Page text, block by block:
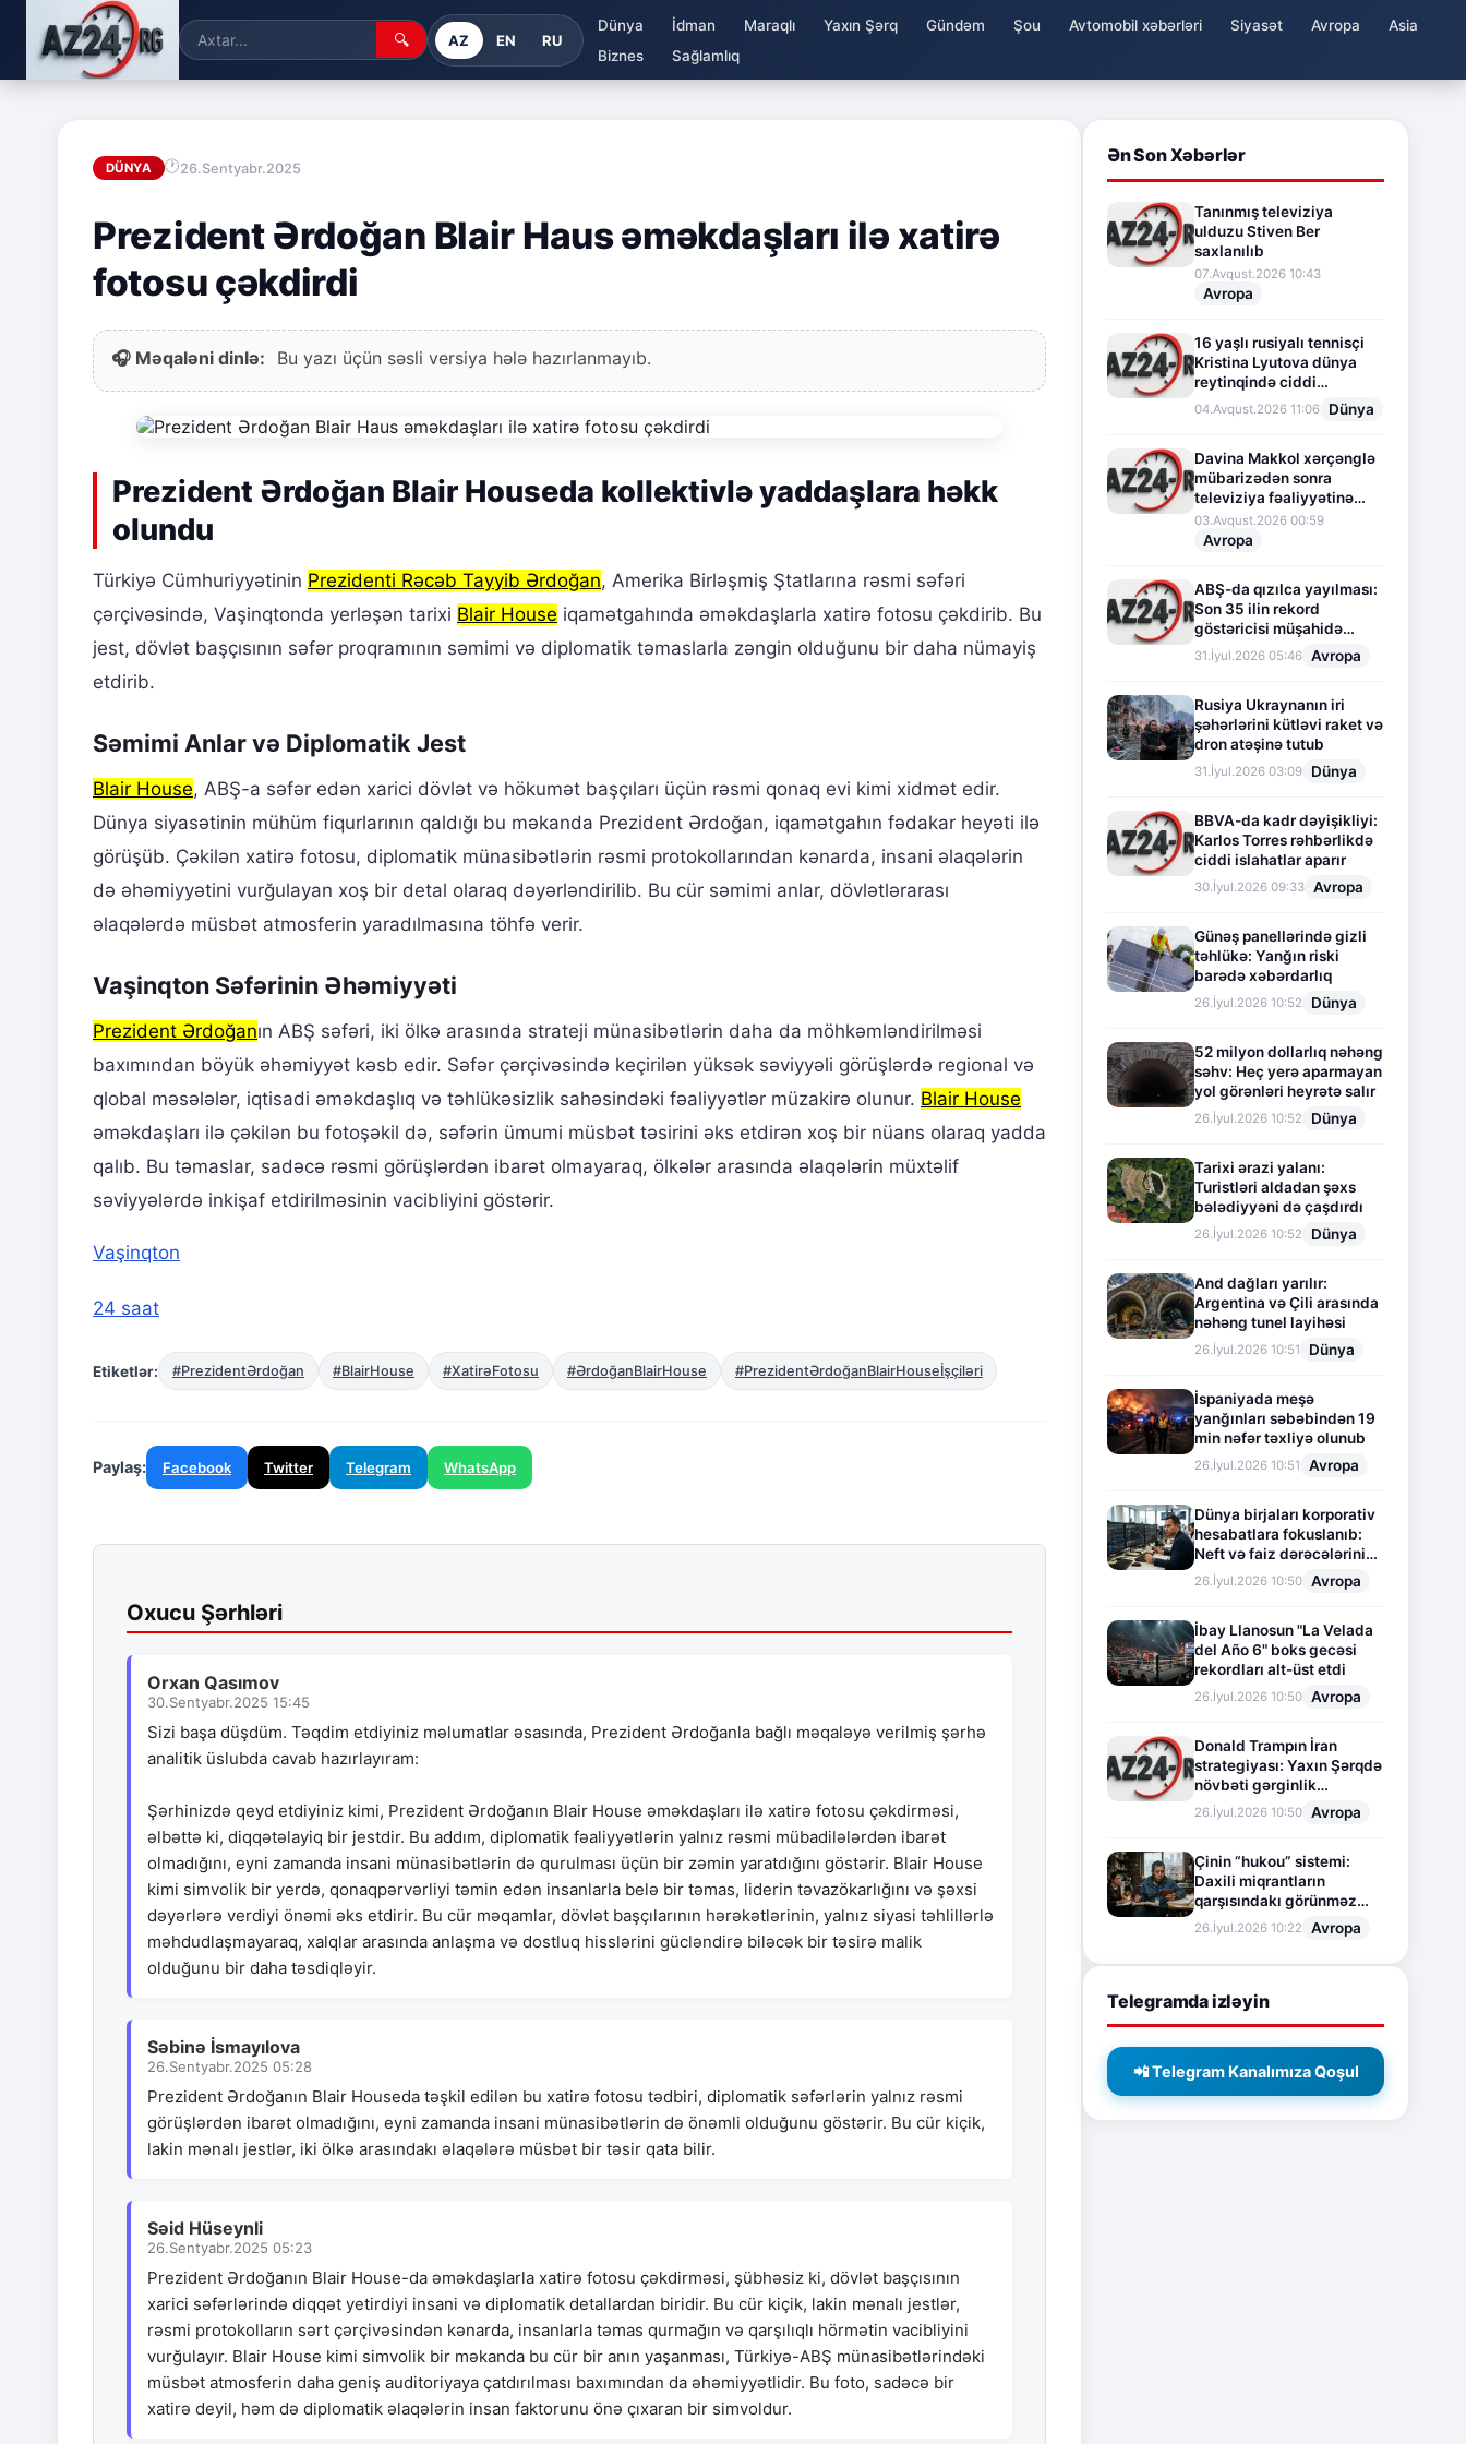
🔍 AZ EN RU
Dünya İdman Maraqlı Yaxın Şərq Gündəm Şou Avtomobil xəbərləri Siyasət Avropa
Asia
Biznes
Sağlamlıq
DÜNYA 26.Sentyabr.2025
Prezident Ərdoğan Blair Haus əməkdaşları ilə xatirə
fotosu çəkdirdi
🎧 Məqaləni dinlə: Bu yazı üçün səsli versiya hələ hazırlanmayıb.
Prezident Ərdoğan Blair Houseda kollektivlə yaddaşlara həkk
olundu
Türkiyə Cümhuriyyətinin Prezidenti Rəcəb Tayyib Ərdoğan, Amerika Birləşmiş Ştatlarına rəsmi səfəri
çərçivəsində, Vaşinqtonda yerləşən tarixi Blair House iqamətgahında əməkdaşlarla xatirə fotosu çəkdirib. Bu
jest, dövlət başçısının səfər proqramının səmimi və diplomatik təmaslarla zəngin olduğunu bir daha nümayiş
etdirib.
Səmimi Anlar və Diplomatik Jest
Blair House, ABŞ-a səfər edən xarici dövlət və hökumət başçıları üçün rəsmi qonaq evi kimi xidmət edir.
Dünya siyasətinin mühüm fiqurlarının qaldığı bu məkanda Prezident Ərdoğan, iqamətgahın fədakar heyəti ilə
görüşüb. Çəkilən xatirə fotosu, diplomatik münasibətlərin rəsmi protokollarından kənarda, insani əlaqələrin
də əhəmiyyətini vurğulayan xoş bir detal olaraq dəyərləndirilib. Bu cür səmimi anlar, dövlətlərarası
əlaqələrdə müsbət atmosferin yaradılmasına töhfə verir.
Vaşinqton Səfərinin Əhəmiyyəti
Prezident Ərdoğanın ABŞ səfəri, iki ölkə arasında strateji münasibətlərin daha da möhkəmləndirilməsi
baxımından böyük əhəmiyyət kəsb edir. Səfər çərçivəsində keçirilən yüksək səviyyəli görüşlərdə regional və
qlobal məsələlər, iqtisadi əməkdaşlıq və təhlükəsizlik sahəsindəki fəaliyyətlər müzakirə olunur. Blair House
əməkdaşları ilə çəkilən bu fotoşəkil də, səfərin ümumi müsbət təsirini əks etdirən xoş bir nüans olaraq yadda
qalıb. Bu təmaslar, sadəcə rəsmi görüşlərdən ibarət olmayaraq, ölkələr arasında əlaqələrin müxtəlif
səviyyələrdə inkişaf etdirilməsinin vacibliyini göstərir.
Vaşinqton
24 saat
Etiketlər: #PrezidentƏrdoğan #BlairHouse #XatirəFotosu #ƏrdoğanBlairHouse #PrezidentƏrdoğanBlairHouseİşçiləri
Paylaş: Facebook Twitter Telegram WhatsApp
Oxucu Şərhləri
Orxan Qasımov
30.Sentyabr.2025 15:45
Sizi başa düşdüm. Təqdim etdiyiniz məlumatlar əsasında, Prezident Ərdoğanla bağlı məqaləyə verilmiş şərhə
analitik üslubda cavab hazırlayıram:
Şərhinizdə qeyd etdiyiniz kimi, Prezident Ərdoğanın Blair House əməkdaşları ilə xatirə fotosu çəkdirməsi,
əlbəttə ki, diqqətəlayiq bir jestdir. Bu addım, diplomatik fəaliyyətlərin yalnız rəsmi mübadilələrdən ibarət
olmadığını, eyni zamanda insani münasibətlərin də qurulması üçün bir zəmin yaratdığını göstərir. Blair House
kimi simvolik bir yerdə, qonaqpərvərliyi təmin edən insanlarla belə bir təmas, liderin təvazökarlığını və şəxsi
dəyərlərə verdiyi önəmi əks etdirir. Bu cür məqamlar, dövlət başçılarının hərəkətlərinin, yalnız siyasi təhlillərlə
məhdudlaşmayaraq, xalqlar arasında anlaşma və dostluq hisslərini gücləndirə biləcək bir təsirə malik
olduğunu bir daha təsdiqləyir.
Səbinə İsmayılova
26.Sentyabr.2025 05:28
Prezident Ərdoğanın Blair Houseda təşkil edilən bu xatirə fotosu tədbiri, diplomatik səfərlərin yalnız rəsmi
görüşlərdən ibarət olmadığını, eyni zamanda insani münasibətlərin də önəmli olduğunu göstərir. Bu cür kiçik,
lakin mənalı jestlər, iki ölkə arasındakı əlaqələrə müsbət bir təsir qata bilir.
Səid Hüseynli
26.Sentyabr.2025 05:23
Prezident Ərdoğanın Blair House-da əməkdaşlarla xatirə fotosu çəkdirməsi, şübhəsiz ki, dövlət başçısının
xarici səfərlərində diqqət yetirdiyi insani və diplomatik detallardan biridir. Bu cür kiçik, lakin mənalı jestlər,
rəsmi protokolların sərt çərçivəsindən kənarda, insanlarla təmas qurmağın və qarşılıqlı hörmətin vacibliyini
vurğulayır. Blair House kimi simvolik bir məkanda bu cür bir anın yaşanması, Türkiyə-ABŞ münasibətlərindəki
müsbət atmosferin daha geniş auditoriyaya çatdırılması baxımından da əhəmiyyətlidir. Bu foto, sadəcə bir
xatirə deyil, həm də diplomatik əlaqələrin insan faktorunu önə çıxaran bir simvoldur.
Ən Son Xəbərlər
Tanınmış televiziya
ulduzu Stiven Ber
saxlanılıb
07.Avqust.2026 10:43
Avropa
16 yaşlı rusiyalı tennisçi
Kristina Lyutova dünya
reytinqində ciddi
irəliləyişə imza atdı
04.Avqust.2026 11:06 Dünya
Davina Makkol xərçənglə
mübarizədən sonra
televiziya fəaliyyətinə
fasilə verir
03.Avqust.2026 00:59
Avropa
ABŞ-da qızılca yayılması:
Son 35 ilin rekord
göstəricisi müşahidə
olunur
31.İyul.2026 05:46 Avropa
Rusiya Ukraynanın iri
şəhərlərini kütləvi raket və
dron atəşinə tutub
31.İyul.2026 03:09 Dünya
BBVA-da kadr dəyişikliyi:
Karlos Torres rəhbərlikdə
ciddi islahatlar aparır
30.İyul.2026 09:33 Avropa
Günəş panellərində gizli
təhlükə: Yanğın riski
barədə xəbərdarlıq
26.İyul.2026 10:52 Dünya
52 milyon dollarlıq nəhəng
səhv: Heç yerə aparmayan
yol görənləri heyrətə salır
26.İyul.2026 10:52 Dünya
Tarixi ərazi yalanı:
Turistləri aldadan şəxs
bələdiyyəni də çaşdırdı
26.İyul.2026 10:52 Dünya
And dağları yarılır:
Argentina və Çili arasında
nəhəng tunel layihəsi
26.İyul.2026 10:51 Dünya
İspaniyada meşə
yanğınları səbəbindən 19
min nəfər təxliyə olunub
26.İyul.2026 10:51 Avropa
Dünya birjaları korporativ
hesabatlara fokuslanıb:
Neft və faiz dərəcələrinin
təsiri altında cari vəziyyət
26.İyul.2026 10:50 Avropa
İbay Llanosun "La Velada
del Año 6" boks gecəsi
rekordları alt-üst etdi
26.İyul.2026 10:50 Avropa
Donald Trampın İran
strategiyası: Yaxın Şərqdə
növbəti gərginlik
mərhələsi
26.İyul.2026 10:50 Avropa
Çinin “hukou” sistemi:
Daxili miqrantların
qarşısındakı görünməz
sədd
26.İyul.2026 10:22 Avropa
Telegramda izləyin
📲 Telegram Kanalımıza Qoşul